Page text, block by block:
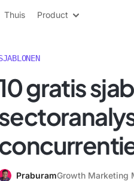
Blog
Thuis Product
gratis
PraburamGrowth Marketing